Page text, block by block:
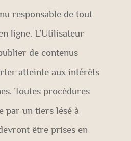
responsable de tout
ligne. L’Utilisateur
de contenus
atteinte aux intérêts
Toutes procédures
par un tiers lésé à
être prises en